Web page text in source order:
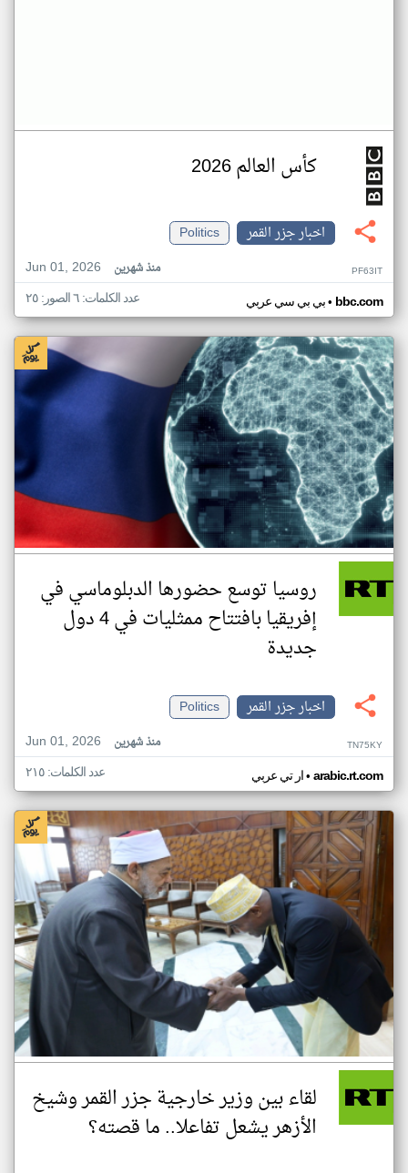
كأس العالم 2026
اخبار جزر القمر
Politics
Jun 01, 2026
منذ شهرين PF63IT
بي بي سي عربي• bbc.com عدد الكلمات: ٦ الصور: ٢٥
روسيا توسع حضورها الدبلوماسي في
إفريقيا بافتتاح ممثليات في 4 دول
جديدة
اخبار جزر القمر
Politics
Jun 01, 2026
منذ شهرين TN75KY
ار تي عربي• arabic.rt.com عدد الكلمات: ٢١٥
لقاء بين وزير خارجية جزر القمر وشيخ
الأزهر يشعل تفاعلا.. ما قصته؟